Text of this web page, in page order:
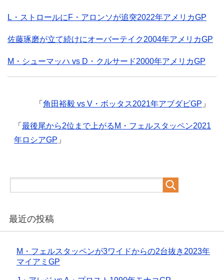
L・ストロールにF・アロンソが追突2022年アメリカGP
佐藤琢磨が立て続けにオーバーテイク2004年アメリカGP
M・シューマッハ vs D・クルサード2000年アメリカGP
「 角田裕毅 vs V・ボッタス2021年アブダビGP 」
「 最後尾から2位まで上がるM・フェルスタッペン2021
年ロシアGP 」
最近の投稿
M・フェルスタッペンが3ワイドからの2台抜き2023年
マイアミGP